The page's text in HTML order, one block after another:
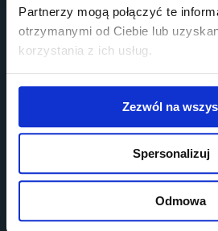
Partnerzy mogą połączyć te
otrzymanymi od Ciebie lub
korzystania z ich usług.
Zezwól na
Spersonalizuj
Odmowa